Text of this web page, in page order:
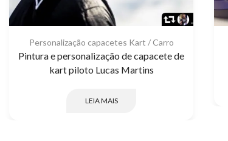
Personalização capacetes Kart / Carro
Pintura e personalização de capacete de
kart piloto Lucas Martins
LEIA MAIS